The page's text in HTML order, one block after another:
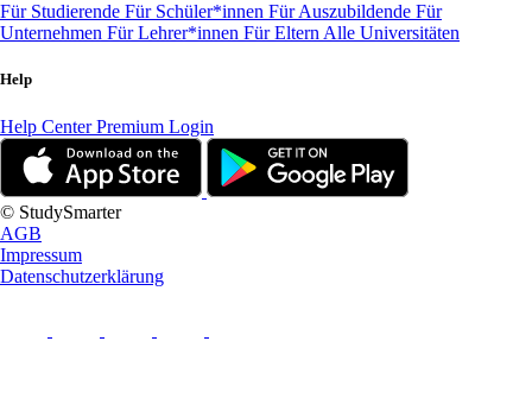
Für Studierende Für Schüler*innen Für Auszubildende Für
Unternehmen Für Lehrer*innen Für Eltern Alle Universitäten
Help
Help CenterPremium Login
© StudySmarter
AGB
Impressum
Datenschutzerklärung